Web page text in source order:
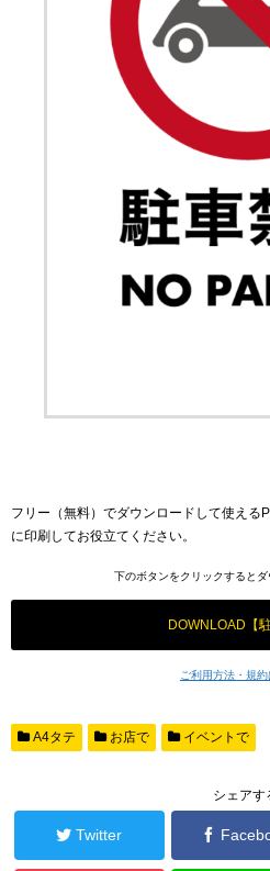
フリー（無料）でダウンロードして使える
に印刷してお役立てください。
下のボタンをクリックするとダ
DOWNLOAD【
ご利用方法・規
A4タテ お店で イベントで
シェアす
Twitter